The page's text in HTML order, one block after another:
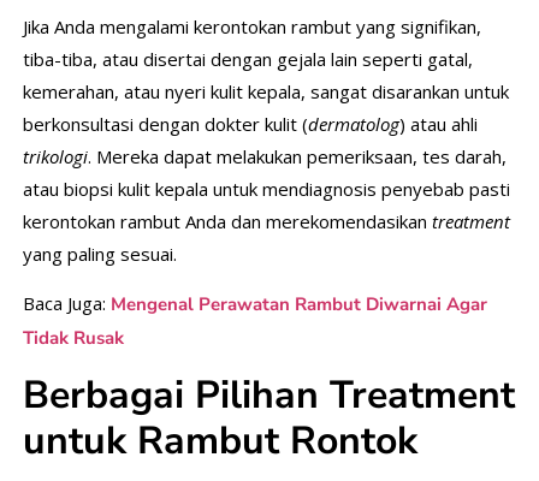
Jika Anda mengalami kerontokan rambut yang signifikan,
tiba-tiba, atau disertai dengan gejala lain seperti gatal,
kemerahan, atau nyeri kulit kepala, sangat disarankan untuk
berkonsultasi dengan dokter kulit (dermatolog) atau ahli
trikologi. Mereka dapat melakukan pemeriksaan, tes darah,
atau biopsi kulit kepala untuk mendiagnosis penyebab pasti
kerontokan rambut Anda dan merekomendasikan treatment
yang paling sesuai.
Baca Juga: Mengenal Perawatan Rambut Diwarnai Agar
Tidak Rusak
Berbagai Pilihan Treatment
untuk Rambut Rontok